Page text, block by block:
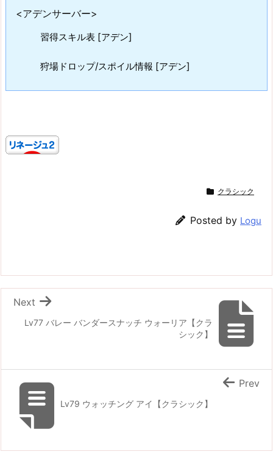
<アデンサーバー>
習得スキル表 [アデン]
狩場ドロップ/スポイル情報 [アデン]
クラシック
Posted by Logu
Lv77 バレー バンダースナッチ ウォーリア【クラ
シック】
Next
Lv79 ウォッチング アイ【クラシック】
Prev